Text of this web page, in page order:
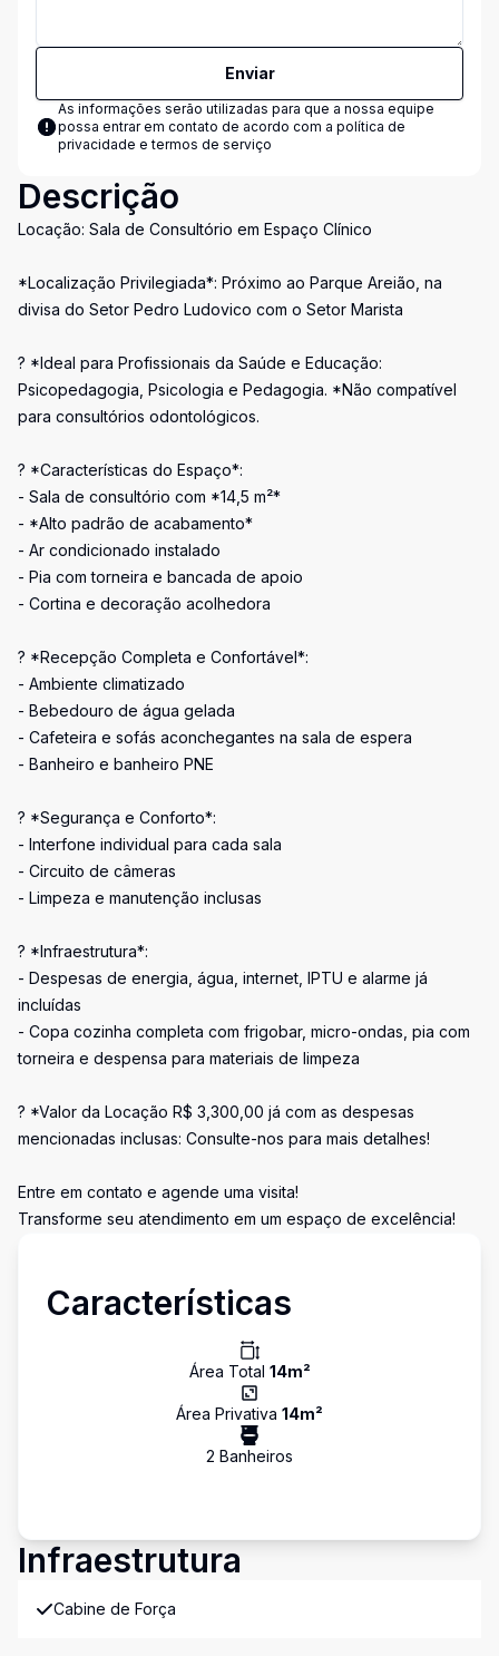
Enviar
As informações serão utilizadas para que a nossa equipe
possa entrar em contato de acordo com a política de
privacidade e termos de serviço
Descrição
Locação: Sala de Consultório em Espaço Clínico
*Localização Privilegiada*: Próximo ao Parque Areião, na
divisa do Setor Pedro Ludovico com o Setor Marista
? *Ideal para Profissionais da Saúde e Educação:
Psicopedagogia, Psicologia e Pedagogia. *Não compatível
para consultórios odontológicos.
? *Características do Espaço*:
- Sala de consultório com *14,5 m²*
- *Alto padrão de acabamento*
- Ar condicionado instalado
- Pia com torneira e bancada de apoio
- Cortina e decoração acolhedora
? *Recepção Completa e Confortável*:
- Ambiente climatizado
- Bebedouro de água gelada
- Cafeteira e sofás aconchegantes na sala de espera
- Banheiro e banheiro PNE
? *Segurança e Conforto*:
- Interfone individual para cada sala
- Circuito de câmeras
- Limpeza e manutenção inclusas
? *Infraestrutura*:
- Despesas de energia, água, internet, IPTU e alarme já
incluídas
- Copa cozinha completa com frigobar, micro-ondas, pia com
torneira e despensa para materiais de limpeza
? *Valor da Locação R$ 3,300,00 já com as despesas
mencionadas inclusas: Consulte-nos para mais detalhes!
Entre em contato e agende uma visita!
Transforme seu atendimento em um espaço de excelência!
Características
Área Total 14m²
Área Privativa 14m²
2 Banheiros
Infraestrutura
Cabine de Força